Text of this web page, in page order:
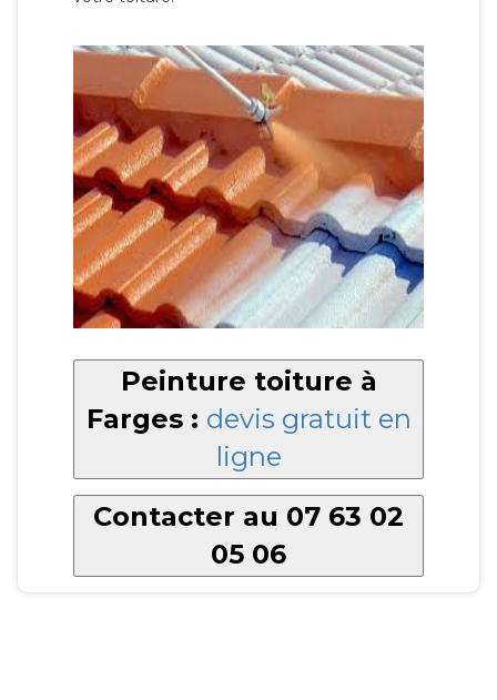
Peinture toiture à
Farges : devis gratuit en
ligne
Contacter au 07 63 02
05 06